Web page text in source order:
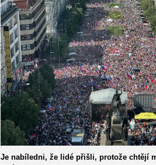
Je nabíledni, že lidé přišli, protože chtějí